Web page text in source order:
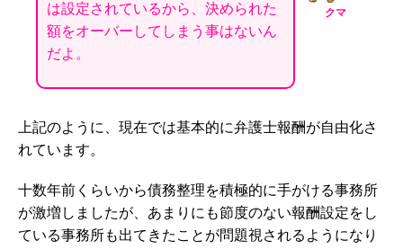
クマ
は設定されているから、決められた
額をオーバーしてしまう事はないん
だよ。
上記のように、現在では基本的に弁護士報酬が自由化さ
れています。
十数年前くらいから債務整理を積極的に手がける事務所
が激増しましたが、あまりにも節度のない報酬設定をし
ている事務所も出てきたことが問題視されるようになり